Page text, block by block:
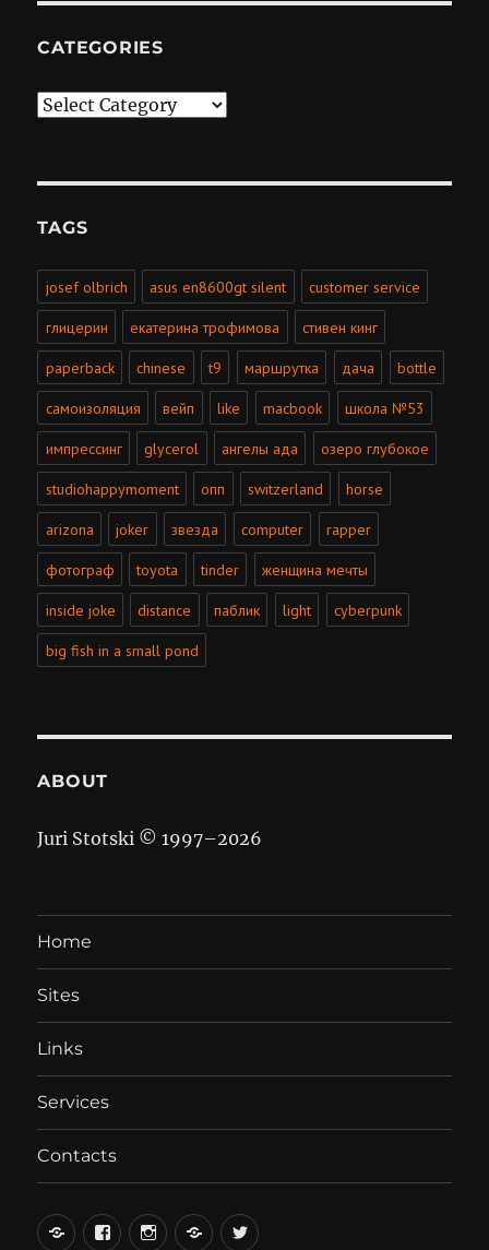
CATEGORIES
Categories
TAGS
josef olbrich asus en8600gt silent customer service
глицерин екатерина трофимова стивен кинг
paperback chinese t9 маршрутка дача bottle
самоизоляция вейп like macbook школа №53
импрессинг glycerol ангелы ада озеро глубокое
studiohappymoment опп switzerland horse
arizona joker звезда computer rapper
фотограф toyota tinder женщина мечты
inside joke distance паблик light cyberpunk
big fish in a small pond
ABOUT
Juri Stotski © 1997–2026
Home
Sites
Links
Services
Contacts
вКонтакте
FacebookInstagramLiveJournal
Twitter